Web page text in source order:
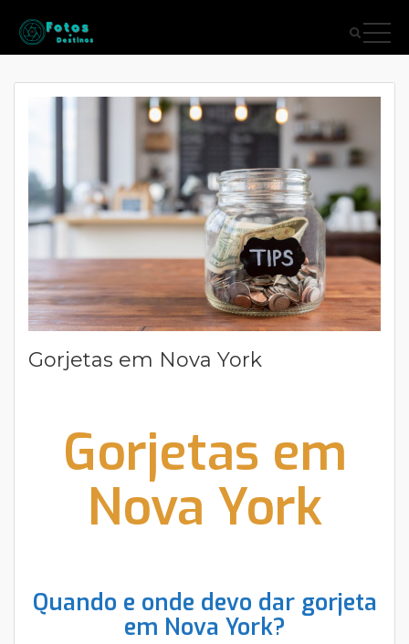
Gorjetas em Nova York
Gorjetas em
Nova York
Quando e onde devo dar gorjeta
em Nova York?